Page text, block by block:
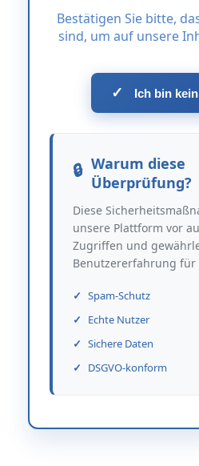
Bestätigen Sie bitte,
sind, um auf unsere
✓ Ich bin
Warum diese
Überprüfung?
Diese
unsere Plattform vor
Zugriffen und
Benutzererfahrung für
Spam-Schutz
Echte Nutzer
Sichere Daten
DSGVO-konform